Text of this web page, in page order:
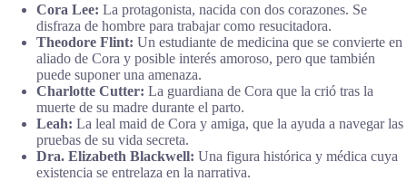
Cora Lee: La protagonista, nacida con dos corazones. Se
disfraza de hombre para trabajar como resucitadora.
Theodore Flint: Un estudiante de medicina que se convierte en
aliado de Cora y posible interés amoroso, pero que también
puede suponer una amenaza.
Charlotte Cutter: La guardiana de Cora que la crió tras la
muerte de su madre durante el parto.
Leah: La leal maid de Cora y amiga, que la ayuda a navegar las
pruebas de su vida secreta.
Dra. Elizabeth Blackwell: Una figura histórica y médica cuya
existencia se entrelaza en la narrativa.